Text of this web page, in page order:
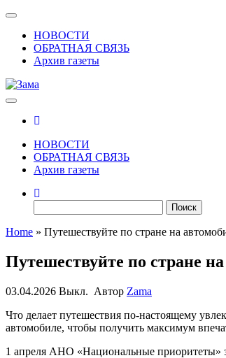
Skip
content
Показать/
Скрыть
навигацию
НОВОСТИ
ОБРАТНАЯ СВЯЗЬ
Архив газеты
НОВОСТИ
ОБРАТНАЯ СВЯЗЬ
Архив газеты
Home » Путешествуйте по стране на
Путешествуйте по стране
03.04.2026 Выкл. Автор Zama
Что делает путешествия по-настоящему
автомобиле, чтобы получить максимум
1 апреля АНО «Национальные приоритеты»